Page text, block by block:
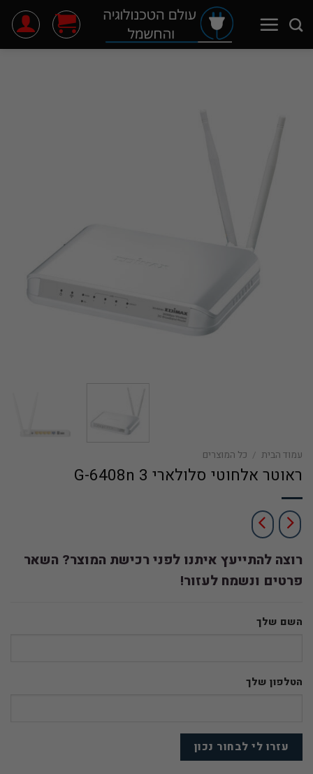
עמוד הבית / כל המוצרים
ראוטר אלחוטי סלולארי 3 G-6408n
רוצה להתייעץ איתנו לפני רכישת המוצר? השאר
פרטים ונשמח לעזור!
השם שלך
הטלפון שלך